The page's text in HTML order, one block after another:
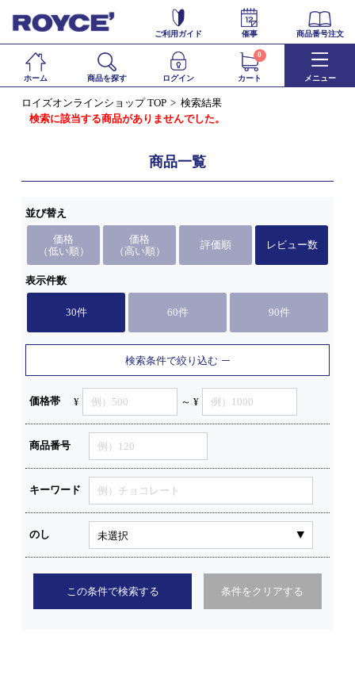
ご利用ガイド 催事 商品番号注文
ホーム 商品を探す ログイン カート
0
メニュー
ロイズオンラインショップ TOP
検索結果
検索に該当する商品がありませんでした。
商品一覧
並び替え
価格
（低い順）
価格
（高い順）
評価順 レビュー数
表示件数
30件 60件 90件
検索条件で絞り込む
価格帯 ¥ ～ ¥
商品番号
キーワード
のし
この条件で検索する 条件をクリアする